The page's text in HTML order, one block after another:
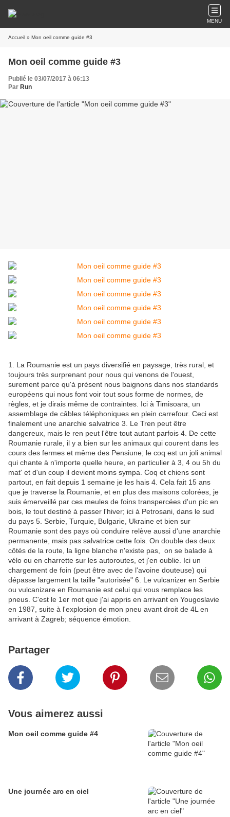
MENU
Accueil » Mon oeil comme guide #3
Mon oeil comme guide #3
Publié le 03/07/2017 à 06:13
Par Run
1. La Roumanie est un pays diversifié en paysage, très rural, et
toujours très surprenant pour nous qui venons de l'ouest,
surement parce qu'à présent nous baignons dans nos standards
européens qui nous font voir tout sous forme de normes, de
règles, et je dirais même de contraintes. Ici à Timisoara, un
assemblage de câbles téléphoniques en plein carrefour. Ceci est
finalement une anarchie salvatrice 3. Le Tren peut être
dangereux, mais le ren peut l'être tout autant parfois 4. De cette
Roumanie rurale, il y a bien sur les animaux qui courent dans les
cours des fermes et même des Pensiune; le coq est un joli animal
qui chante à n'importe quelle heure, en particulier à 3, 4 ou 5h du
mat' et d'un coup il devient moins sympa. Coq et chiens sont
partout, en fait depuis 1 semaine je les hais 4. Cela fait 15 ans
que je traverse la Roumanie, et en plus des maisons colorées, je
suis émerveillé par ces meules de foins transpercées d'un pic en
bois, le tout destiné à passer l'hiver; ici à Petrosani, dans le sud
du pays 5. Serbie, Turquie, Bulgarie, Ukraine et bien sur
Roumanie sont des pays où conduire relève aussi d'une anarchie
permanente, mais pas salvatrice cette fois. On double des deux
côtés de la route, la ligne blanche n'existe pas, on se balade à
vélo ou en charrette sur les autoroutes, et j'en oublie. Ici un
chargement de foin (peut être avec de l'avoine douteuse) qui
dépasse largement la taille "autorisée" 6. Le vulcanizer en Serbie
ou vulcanizare en Roumanie est celui qui vous remplace les
pneus. C'est le 1er mot que j'ai appris en arrivant en Yougoslavie
en 1987, suite à l'explosion de mon pneu avant droit de 4L en
arrivant à Zagreb; séquence émotion.
Partager
Vous aimerez aussi
Mon oeil comme guide #4
Une journée arc en ciel